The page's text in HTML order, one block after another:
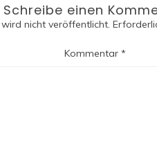
Schreibe einen
nicht veröffentlicht.
Kommentar*